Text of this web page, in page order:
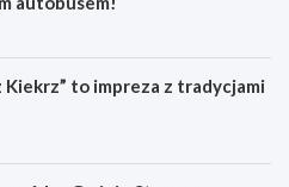
Kiekrz” to impreza z tradycjami